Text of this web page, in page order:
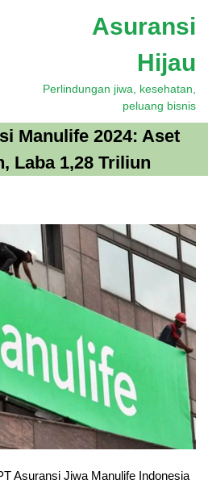
Asuransi
Hijau
Perlindungan jiwa, kesehatan,
peluang bisnis
Manulife 2024: Aset
Laba 1,28 Triliun
Asuransi Jiwa Manulife Indonesia